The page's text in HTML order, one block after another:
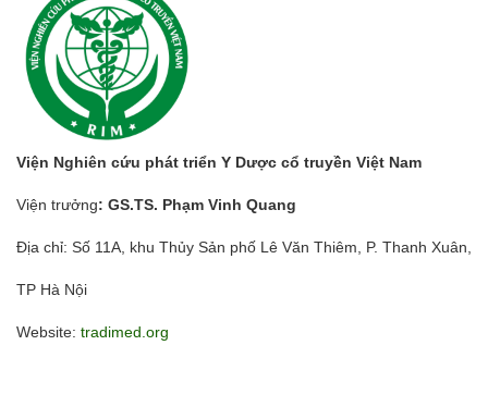
Viện Nghiên cứu phát triển Y Dược cổ truyền Việt Nam
Viện trưởng: GS.TS. Phạm Vinh Quang
Địa chỉ: Số 11A, khu Thủy Sản phố Lê Văn Thiêm, P. Thanh Xuân,
TP Hà Nội
Website: tradimed.org